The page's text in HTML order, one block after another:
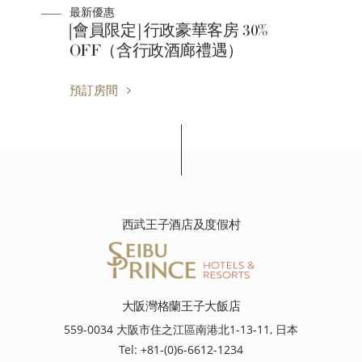
最新優惠
[會員限定] 行政豪華客房 30%
OFF（含行政酒廊禮遇）
預訂房間
西武王子酒店及度假村
大阪灣格蘭王子大飯店
559-0034 大阪市住之江區南港北1-13-11, 日本
Tel: +81-(0)6-6612-1234